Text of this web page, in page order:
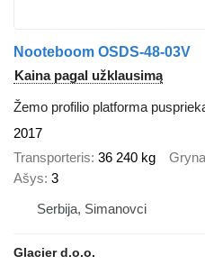
Nooteboom OSDS-48-03V
Kaina pagal užklausimą
Žemo profilio platforma
2017
Transporteris 36 240 kg
Ašys 3
Serbija, Simanovci
Glacier d.o.o.